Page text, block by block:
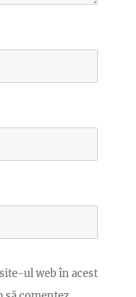
ul web în acest